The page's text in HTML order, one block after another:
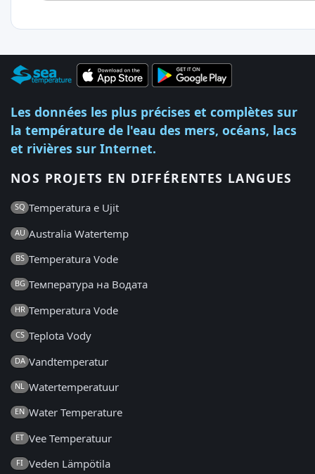
Les données les plus précises et complètes sur
la température de l'eau des mers, océans, lacs
et rivières sur Internet.
NOS PROJETS EN DIFFÉRENTES LANGUES
SQ Temperatura e Ujit
AU Australia Watertemp
BS Temperatura Vode
BG Температура на Водата
HR Temperatura Vode
CS Teplota Vody
DA Vandtemperatur
NL Watertemperatuur
EN Water Temperature
ET Vee Temperatuur
FI Veden Lämpötila